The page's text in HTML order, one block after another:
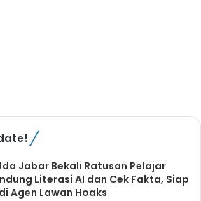
Jabar Bekali Ratusan Pelajar
Literasi AI dan Cek Fakta, Siap
Agen Lawan Hoaks